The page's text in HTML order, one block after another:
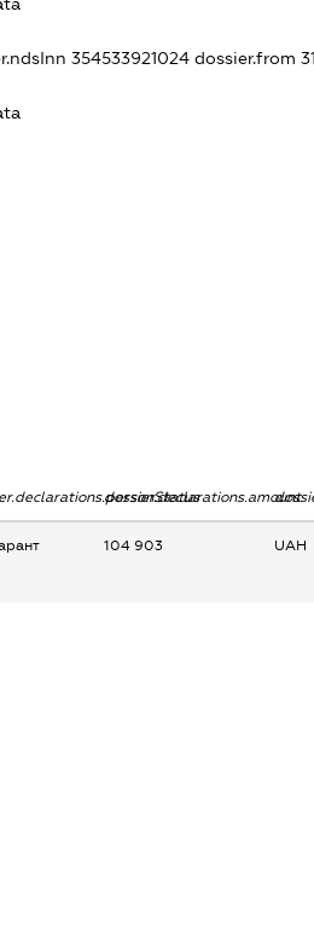
354533921024 dossier.from
dossier.declarations.amount
104 903 UAH